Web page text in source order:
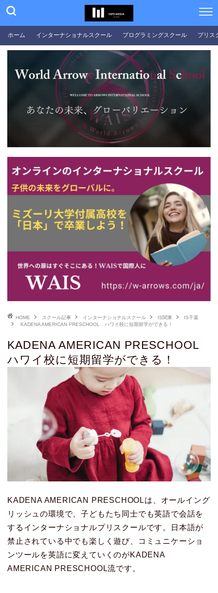
ホーム インターナショナルスクール プログラミングスクール プリス
HOME スクール記事 インターナショナルスクール IS関東
IS千葉
KADENA AMERICAN PRESCHOOL ハワイ校に短期留学ができる！
KADENA AMERICAN PRESCHOOL
ハワイ校に短期留学ができる！
KADENA AMERICAN PRESCHOOLは、オールイング
リッシュの環境で、子どもたち同士でも英語で会話を
するインターナショナルプリスクールです。日本語が
禁止されている中でも楽しく遊び、コミュニケーショ
ンツールを英語に変えていくのがKADENA
AMERICAN PRESCHOOL流です。